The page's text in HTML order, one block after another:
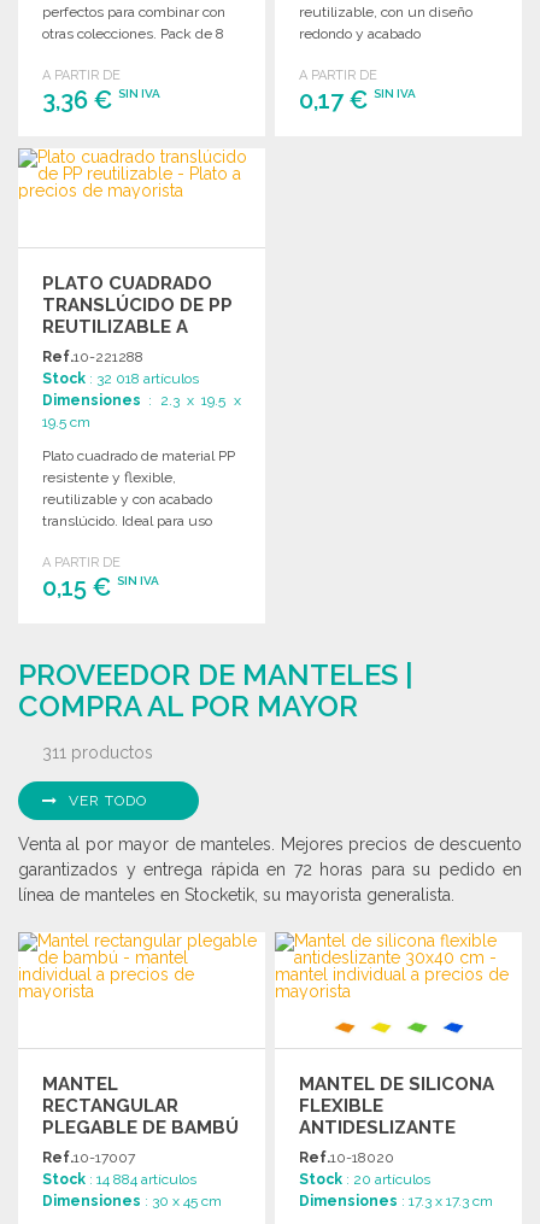
perfectos para combinar con
otras colecciones. Pack de 8
A PARTIR DE
3,36 € SIN IVA
PEDIR
Solicitar un presupuesto
reutilizable, con un diseño
redondo y acabado
diversas ocasiones.
A PARTIR DE
0,17 €SIN IVA
PLATO CUADRADO
TRANSLÚCIDO DE PP
REUTILIZABLE A
PRECIOS DE
MAYORISTA
Ref.10-221288
Stock : 32 018 artículos
Dimensiones : 2.3 x 19.5 x
19.5 cm
Plato cuadrado de material PP
resistente y flexible,
reutilizable y con acabado
translúcido. Ideal para uso
A PARTIR DE
0,15 € SIN IVA
Solicitar un presupuesto
PROVEEDOR DE MANTELES |
COMPRA AL POR MAYOR
311 productos
VER TODO
Venta al por mayor de manteles. Mejores precios de descuento
garantizados y entrega rápida en 72 horas para su pedido en
línea de manteles en Stocketik, su mayorista generalista.
MANTEL
RECTANGULAR
PLEGABLE DE BAMBÚ
Ref.10-17007
Stock : 14 884 artículos
Dimensiones : 30 x 45 cm
MANTEL DE SILICONA
FLEXIBLE
ANTIDESLIZANTE
30X40 CM A PRECIOS
DE MAYORISTA
Ref.10-18020
Stock : 20 artículos
Dimensiones : 17.3 x 17.3 cm